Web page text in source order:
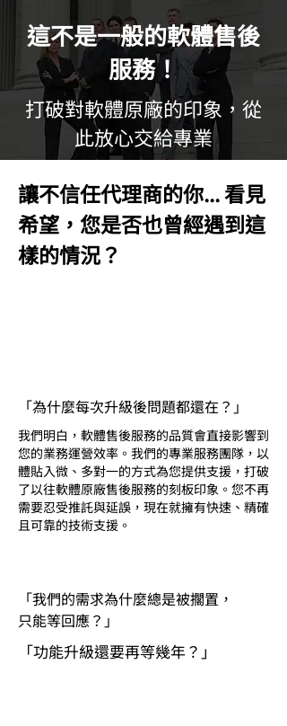
這不是一般的軟體售後
服務！
打破對軟體原廠的印象，從
此放心交給專業
讓不信任代理商的你... 看見
希望，您是否也曾經遇到這
樣的情況？
「為什麼每次升級後問題都還在？」
我們明白，軟體售後服務的品質會直接影響到
您的業務運營效率。我們的專業服務團隊，以
體貼入微、多對一的方式為您提供支援，打破
了以往軟體原廠售後服務的刻板印象。您不再
需要忍受推託與延誤，現在就擁有快速、精確
且可靠的技術支援。
「我們的需求為什麼總是被擱置，
只能等回應？」
「功能升級還要再等幾年？」